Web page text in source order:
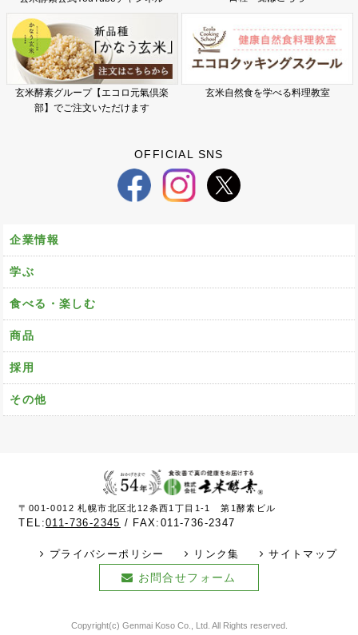
玄米酵素グループ【エコロ元氣倶楽
部】でご注文いただけます
玄米自然食を学べる料理教室
OFFICIAL SNS
企業情報
学ぶ
食べる・楽しむ
商品
採用
その他
〒001-0012 札幌市北区北12条西1丁目1-1 第1酵素ビル
TEL:011-736-2345 FAX:011-736-2347
プライバシーポリシー リンク集 サイトマップ
お問合せフォーム
Copyright(c) Genmai Koso Co., Ltd. All Rights reserved.